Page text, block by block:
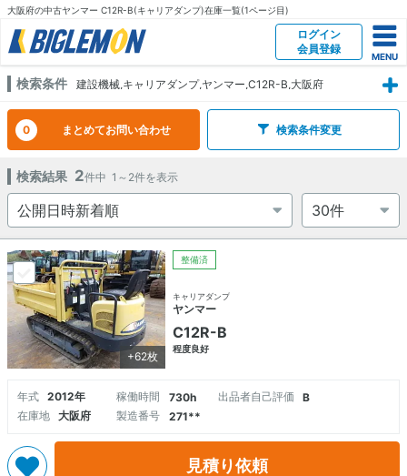
大阪府の中古ヤンマー C12R-B(キャリアダンプ)在庫一覧(1ページ目)
ログイン
会員登録
検索条件 建設機械,キャリアダンプ,ヤンマー,C12R-B,大阪府
0 まとめてお問い合わせ 検索条件変更
検索結果 2件中 1～2件を表示
+62枚
整備済
キャリアダンプ
ヤンマー
C12R-B
程度良好
年式 2012年 稼働時間 730h 出品者自己評価
B
在庫地
大阪府 製造番号 271**
見積り依頼